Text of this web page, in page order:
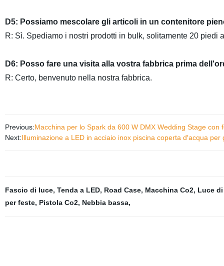
D5: Possiamo mescolare gli articoli in un contenitore
R: Sì. Spediamo i nostri prodotti in bulk, solitamente 20
D6: Posso fare una visita alla vostra fabbrica prima
R: Certo, benvenuto nella nostra fabbrica.
Previous:Macchina per lo Spark da 600 W DMX Wedding Stage con
Next:Illuminazione a LED in acciaio inox piscina coperta d′acqua
Fascio di luce, Tenda a LED, Road Case, Macchina Co2, Luce
per feste, Pistola Co2, Nebbia bassa,